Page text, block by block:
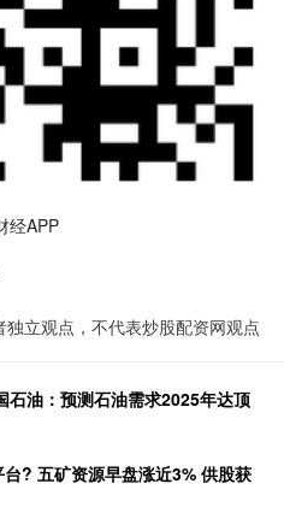
经APP
独立观点，不代表炒股配资网观点
石油：预测石油需求2025年达顶
? 五矿资源早盘涨近3% 供股获